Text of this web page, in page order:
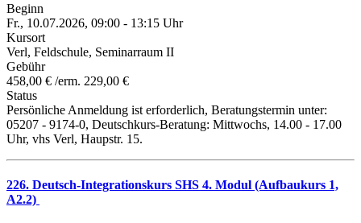
Beginn
Fr., 10.07.2026, 09:00 - 13:15 Uhr
Kursort
Verl, Feldschule, Seminarraum II
Gebühr
458,00 € /erm. 229,00 €
Status
Persönliche Anmeldung ist erforderlich, Beratungstermin unter:
05207 - 9174-0, Deutschkurs-Beratung: Mittwochs, 14.00 - 17.00
Uhr, vhs Verl, Haupstr. 15.
226. Deutsch-Integrationskurs SHS 4. Modul (Aufbaukurs 1,
A2.2)